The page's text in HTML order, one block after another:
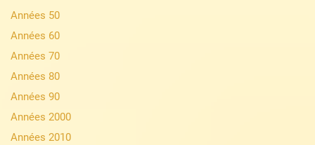
Années 50
Années 60
Années 70
Années 80
Années 90
Années 2000
Années 2010